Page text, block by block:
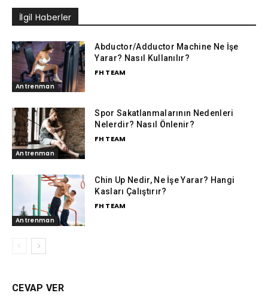
İlgil Haberler
Antrenman
Abductor/Adductor Machine Ne İşe
Yarar? Nasıl Kullanılır?
FH TEAM
Antrenman
Spor Sakatlanmalarının Nedenleri
Nelerdir? Nasıl Önlenir?
FH TEAM
Antrenman
Chin Up Nedir, Ne İşe Yarar? Hangi
Kasları Çalıştırır?
FH TEAM
CEVAP VER